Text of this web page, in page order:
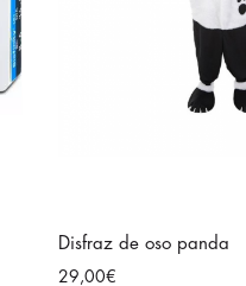
Disfraz de oso panda
29,00€